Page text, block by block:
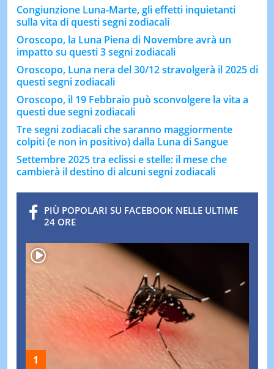
Congiunzione Luna-Marte, gli effetti inquietanti
sulla vita di questi segni zodiacali
Oroscopo, la Luna Piena di Novembre avrà un
impatto su questi 3 segni zodiacali
Oroscopo, Luna nera del 30/12 stravolgerà il 2025 di
questi segni zodiacali
Oroscopo, il 19 Febbraio può sconvolgere la vita a
questi due segni zodiacali
Tre segni zodiacali che saranno maggiormente
colpiti (e non in positivo) dalla Luna di Sangue
Settembre 2025 tra eclissi e stelle: il mese che
cambierà il destino di alcuni segni zodiacali
PIÙ POPOLARI SU FACEBOOK NELLE ULTIME
24 ORE